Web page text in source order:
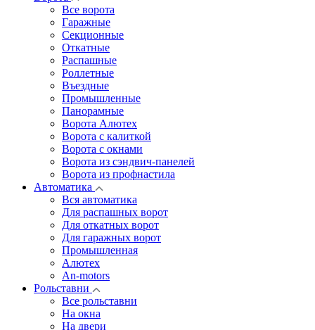
Все ворота
Гаражные
Секционные
Откатные
Распашные
Роллетные
Въездные
Промышленные
Панорамные
Ворота Алютех
Ворота с калиткой
Ворота c окнами
Ворота из сэндвич-панелей
Ворота из профнастила
Автоматика
Вся автоматика
Для распашных ворот
Для откатных ворот
Для гаражных ворот
Промышленная
Алютех
An-motors
Рольставни
Все рольставни
На окна
На двери